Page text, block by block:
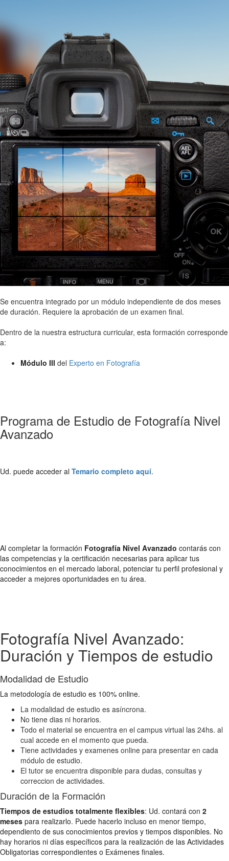
Se encuentra integrado por un módulo independiente de dos meses
de duración. Requiere la aprobación de un examen final.
Dentro de la nuestra estructura curricular, esta formación corresponde
a:
Módulo III del Experto en Fotografía
Programa de Estudio de Fotografía Nivel
Avanzado
Ud. puede acceder al Temario completo aquí.
Al completar la formación Fotografía Nivel Avanzado contarás con
las competencias y la certificación necesarias para aplicar tus
conocimientos en el mercado laboral, potenciar tu perfil profesional y
acceder a mejores oportunidades en tu área.
Fotografía Nivel Avanzado:
Duración y Tiempos de estudio
Modalidad de Estudio
La metodología de estudio es 100% online.
La modalidad de estudio es asíncrona.
No tiene dias ni horarios.
Todo el material se encuentra en el campus virtual las 24hs. al
cual accede en el momento que pueda.
Tiene actividades y examenes online para presentar en cada
módulo de estudio.
El tutor se encuentra disponible para dudas, consultas y
correccion de actividades.
Duración de la Formación
Tiempos de estudios totalmente flexibles: Ud. contará con 2
meses para realizarlo. Puede hacerlo incluso en menor tiempo,
dependiento de sus conocimientos previos y tiempos disponibles. No
hay horarios ni días específicos para la realización de las Actividades
Obligatorias correspondientes o Exámenes finales.